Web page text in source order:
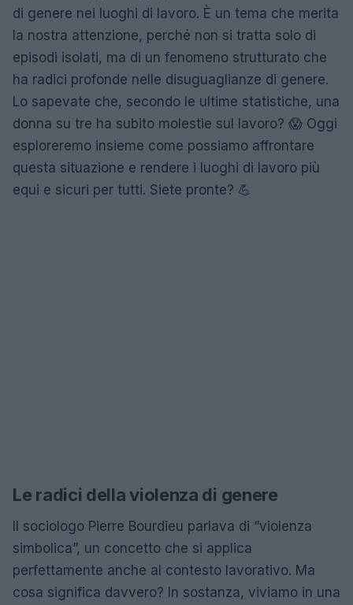
di genere nei luoghi di lavoro. È un tema che merita
la nostra attenzione, perché non si tratta solo di
episodi isolati, ma di un fenomeno strutturato che
ha radici profonde nelle disuguaglianze di genere.
Lo sapevate che, secondo le ultime statistiche, una
donna su tre ha subito molestie sul lavoro? 😱 Oggi
esploreremo insieme come possiamo affrontare
questa situazione e rendere i luoghi di lavoro più
equi e sicuri per tutti. Siete pronte? 💪
Le radici della violenza di genere
Il sociologo Pierre Bourdieu parlava di “violenza
simbolica”, un concetto che si applica
perfettamente anche al contesto lavorativo. Ma
cosa significa davvero? In sostanza, viviamo in una